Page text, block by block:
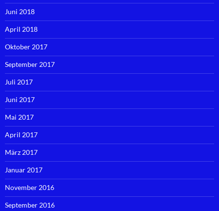
Juni 2018
April 2018
Oktober 2017
September 2017
Juli 2017
Juni 2017
Mai 2017
April 2017
März 2017
Januar 2017
November 2016
September 2016